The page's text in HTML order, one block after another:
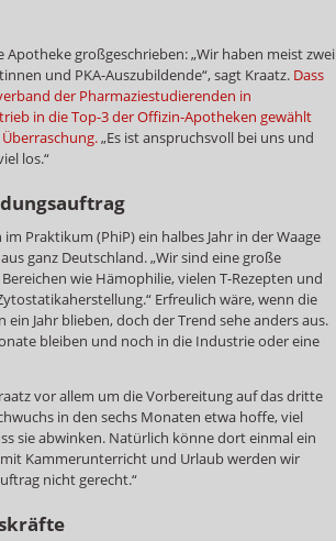
großgeschrieben: „Wir haben meist zwei
und PKA-Auszubildende“, sagt Kraatz. Dass
der Pharmaziestudierenden in
in die Top-3 der Offizin-Apotheken gewählt
„Es ist anspruchsvoll bei uns und
los.“
Praktikum (PhiP) ein halbes Jahr in der Waage
ganz Deutschland. „Wir sind eine große
wie Hämophilie, vielen T-Rezepten und
Erfreulich wäre, wenn die
Jahr blieben, doch der Trend sehe anders aus.
bleiben und noch in die Industrie oder eine
vor allem um die Vorbereitung auf das dritte
in den sechs Monaten etwa hoffe, viel
sie abwinken. Natürlich könne dort einmal ein
Kammerunterricht und Urlaub werden wir
nicht gerecht.“